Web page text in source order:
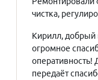
чистка,
Кирилл, добрый
огромное
оперативность!
передаёт